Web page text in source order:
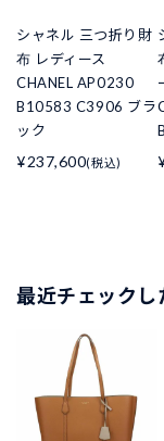
シャネル 三つ折り財
布 レディース
CHANEL AP0230
B10583 C3906 ブラ
ック
¥237,600(税込)
最近チェックし